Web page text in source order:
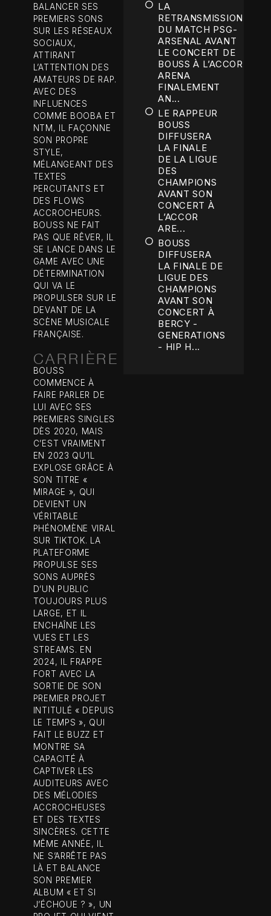
BALANCER SES
PREMIERS SONS
SUR LES RÉSEAUX
SOCIAUX,
ATTIRANT
L’ATTENTION DES
AMATEURS DE RAP.
AVEC DES
INFLUENCES
COMME BOOBA ET
NTM, IL FAÇONNE
SON PROPRE
STYLE,
MÉLANGEANT DES
TEXTES
PERCUTANTS ET
DES FLOWS
ACCROCHEURS.
BOUSS NE FAIT
PAS QUE RÊVER, IL
SE LANCE DANS LE
GAME AVEC UNE
DÉTERMINATION
QUI VA LE
PROPULSER SUR LE
DEVANT DE LA
SCÈNE MUSICALE
FRANÇAISE.
CARRIÈRE
BOUSS
COMMENCE À
FAIRE PARLER DE
LUI AVEC SES
PREMIERS SINGLES
DÈS 2020, MAIS
C’EST VRAIMENT
EN 2023 QU’IL
EXPLOSE GRÂCE À
SON TITRE «
MIRAGE », QUI
DEVIENT UN
VÉRITABLE
PHÉNOMÈNE VIRAL
SUR TIKTOK. LA
PLATEFORME
PROPULSE SES
SONS AUPRÈS
D’UN PUBLIC
TOUJOURS PLUS
LARGE, ET IL
ENCHAÎNE LES
VUES ET LES
STREAMS. EN
2024, IL FRAPPE
FORT AVEC LA
SORTIE DE SON
PREMIER PROJET
INTITULÉ « DEPUIS
LE TEMPS », QUI
FAIT LE BUZZ ET
MONTRE SA
CAPACITÉ À
CAPTIVER LES
AUDITEURS AVEC
DES MÉLODIES
ACCROCHEUSES
ET DES TEXTES
SINCÈRES. CETTE
MÊME ANNÉE, IL
NE S’ARRÊTE PAS
LÀ ET BALANCE
SON PREMIER
ALBUM « ET SI
J’ÉCHOUE ? », UN
LA
RETRANSMISSION
DU MATCH PSG-
ARSENAL AVANT
LE CONCERT DE
BOUSS À L’ACCOR
ARENA
FINALEMENT
AN...
LE RAPPEUR
BOUSS
DIFFUSERA
LA FINALE
DE LA LIGUE
DES
CHAMPIONS
AVANT SON
CONCERT À
L’ACCOR
ARE...
BOUSS
DIFFUSERA
LA FINALE DE
LIGUE DES
CHAMPIONS
AVANT SON
CONCERT À
BERCY -
GENERATIONS
- HIP H...